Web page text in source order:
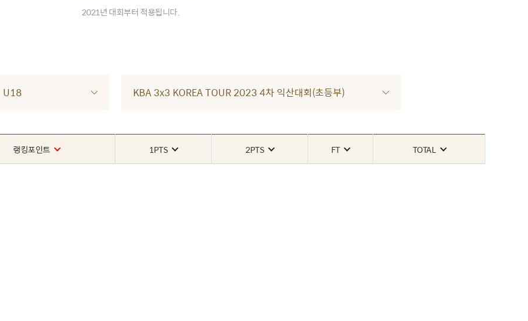
2021년 대회부터 적용됩니다.
U18 KBA 3x3 KOREA TOUR 2023 4차 익산대회(초등부)
랭킹포인트 1PTS 2PTS FT TOTAL